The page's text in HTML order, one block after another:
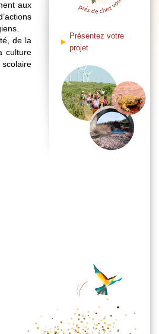
aux
de la
culture
les collèges de l’Hérault
Présentez votre
projet